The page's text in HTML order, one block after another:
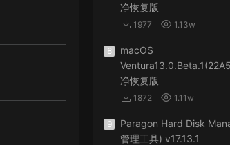
净恢复版
1977 1.13w
8
macOS
净恢复版
1872 1.11w
9
Paragon Hard Disk
管理工具) v17.13.1